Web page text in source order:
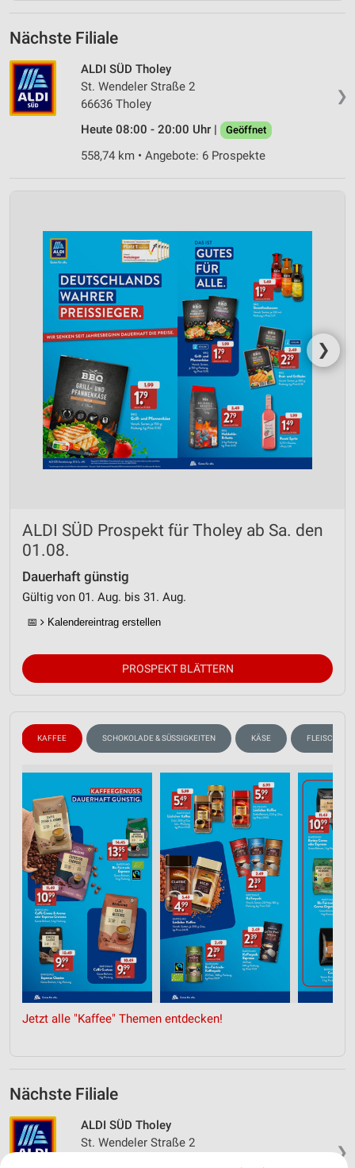
Nächste Filiale
❯
ALDI SÜD Tholey
St. Wendeler Straße 2
66636 Tholey
Heute 08:00 - 20:00 Uhr |
Geöffnet
558,74 km • Angebote: 6 Prospekte
❯
ALDI SÜD Prospekt für Tholey ab Sa. den
01.08.
Dauerhaft günstig
Gültig von 01. Aug. bis 31. Aug.
📅 Kalendereintrag erstellen
PROSPEKT BLÄTTERN
KAFFEE SCHOKOLADE & SÜSSIGKEITEN KÄSE FLEISCH &
Jetzt alle "Kaffee" Themen entdecken!
Nächste Filiale
❯
ALDI SÜD Tholey
St. Wendeler Straße 2